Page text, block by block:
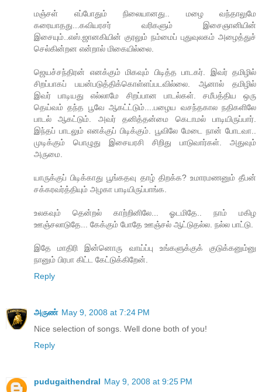
மஞ்சள் எப்போதும் நிலையானது.. மழை வந்தாலுமே
கரையாதது...கவியரசர் வரிகளும் இசைஞானியின்
இசையும்..எஸ்.ஜானகியின் குரலும் நம்மைப் புதுவுலகம் அழைத்துச்
செல்கின்றன என்றால் மிகையில்லை.
ஜெயச்சந்திரன் எனக்கும் மிகவும் பிடித்த பாடகர். இவர் தமிழில்
சிறப்பாகப் பயன்படுத்திக்கொள்ளப்படவில்லை. ஆனால் தமிழில்
இவர் பாடியது எல்லாமே சிறப்பான பாடல்கள். சமீபத்திய ஒரு
தெய்வம் தந்த பூவே ஆகட்ட்டும்....பழைய வசந்தகால நதிகளிலே
பாடல் ஆகட்டும். அவர் தனித்தன்மை கெடாமல் பாடியிருப்பார்.
இந்தப் பாடலும் எனக்குப் பிடிக்கும். பூவிலே மேடை நான் போடவா..
முடிக்கும் பொழுது இசையரசி சிறிது பாடுவார்கள். அதுவும்
அருமை.
யாருக்குப் பிடிக்காது பூங்கதவு தாழ் திறக்க? உமாரமணனும் தீபன்
சக்கரவர்த்தியும் அழகா பாடியிருப்பாங்க.
உலகவும் தென்றல் காற்றினிலே... ஓடமிதே.. நாம் மகிழ
ஊஞ்சலாடுதே... கேக்கும் போதே ஊஞ்சல் ஆட்டுதல்ல. நல்ல பாட்டு.
இதே மாதிரி இன்னொரு வாய்ப்பு உங்களுக்குக் குடுக்கனும்னு
நானும் பிரபா கிட்ட கேட்டுக்கிறேன்.
Reply
அருண் May 9, 2008 at 7:24 PM
Nice selection of songs. Well done both of you!
Reply
pudugaithendral May 9, 2008 at 9:25 PM